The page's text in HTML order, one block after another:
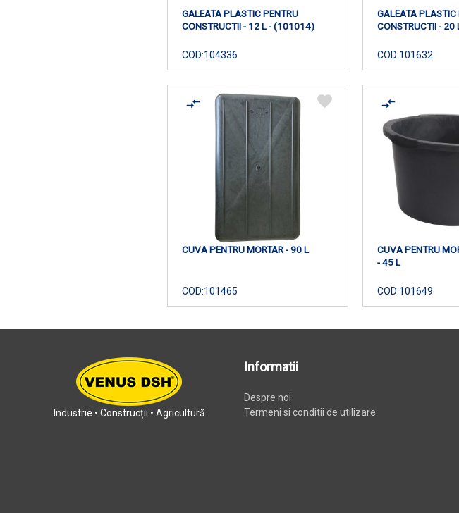
GALEATA PLASTIC PENTRU
CONSTRUCTII - 12 L - (101014)
COD:104336
GALEATA PLASTIC
CONSTRUCTII - 20
COD:101632
CUVA PENTRU MORTAR - 90 L
COD:101465
CUVA PENTRU
- 45 L
COD:101649
Industrie • Construcții • Agricultură
Informatii
Despre noi
Termeni si conditii de utilizare